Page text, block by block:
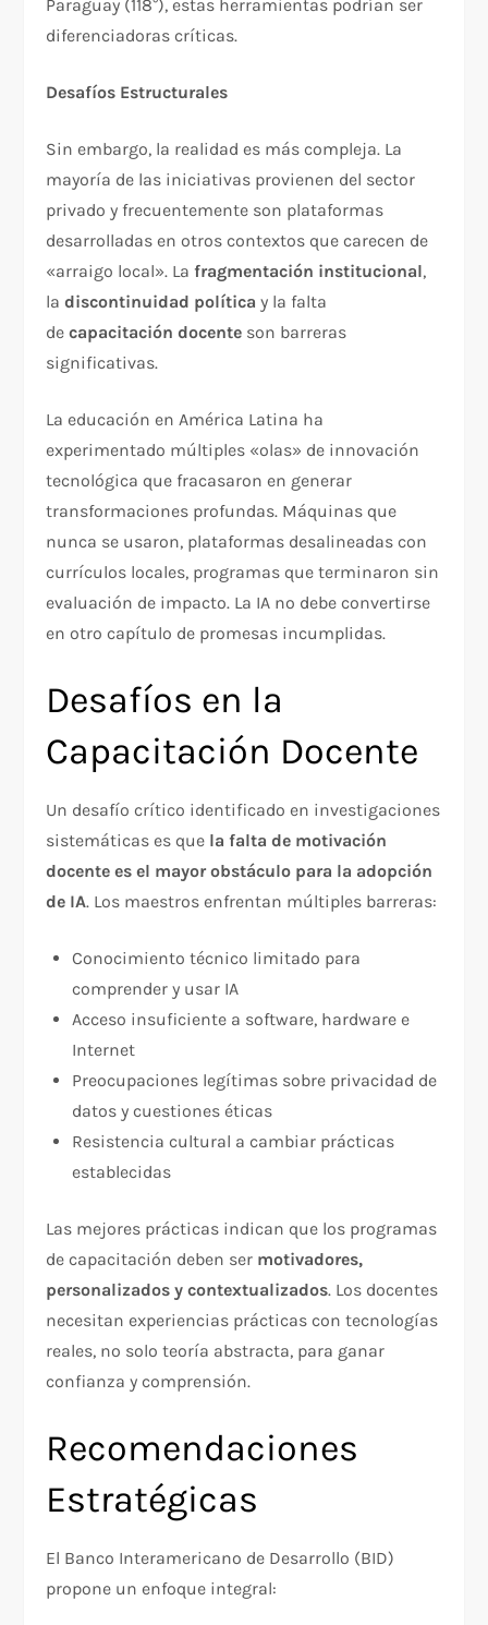
Paraguay (118°), estas herramientas podrían ser
diferenciadoras críticas.​
Desafíos Estructurales
Sin embargo, la realidad es más compleja. La
mayoría de las iniciativas provienen del sector
privado y frecuentemente son plataformas
desarrolladas en otros contextos que carecen de
«arraigo local». Lafragmentación institucional,
ladiscontinuidad política y la falta
decapacitación docente son barreras
significativas.​
La educación en América Latina ha
experimentado múltiples «olas» de innovación
tecnológica que fracasaron en generar
transformaciones profundas. Máquinas que
nunca se usaron, plataformas desalineadas con
currículos locales, programas que terminaron sin
evaluación de impacto. La IA no debe convertirse
en otro capítulo de promesas incumplidas.​
Desafíos en la
Capacitación Docente
Un desafío crítico identificado en investigaciones
sistemáticas es que la falta de motivación
docente es el mayor obstáculo para la adopción
de IA. Los maestros enfrentan múltiples barreras:​
Conocimiento técnico limitado para
comprender y usar IA
Acceso insuficiente a software, hardware e
Internet
Preocupaciones legítimas sobre privacidad de
datos y cuestiones éticas
Resistencia cultural a cambiar prácticas
establecidas
Las mejores prácticas indican que los programas
de capacitación deben ser motivadores,
personalizados y contextualizados. Los docentes
necesitan experiencias prácticas con tecnologías
reales, no solo teoría abstracta, para ganar
confianza y comprensión.​
Recomendaciones
Estratégicas
El Banco Interamericano de Desarrollo (BID)
propone un enfoque integral:​